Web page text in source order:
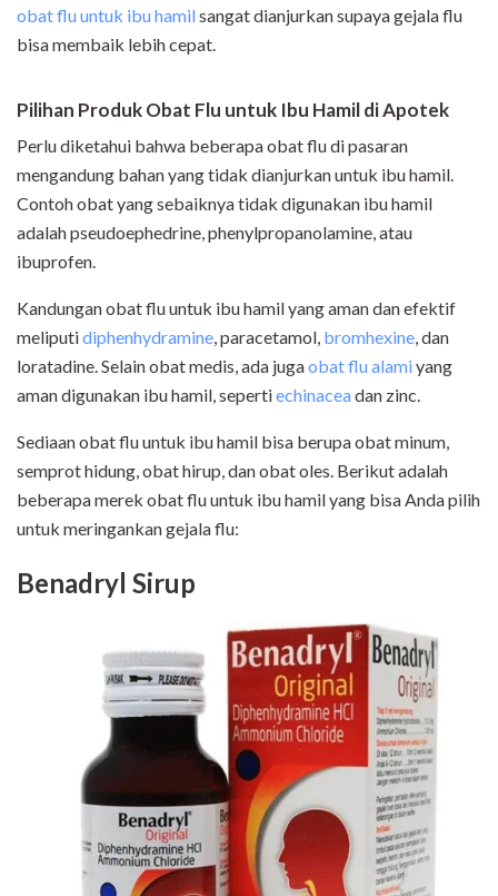
obat flu untuk ibu hamilsangat dianjurkan supaya gejala flu
bisa membaik lebih cepat.
Pilihan Produk Obat Flu untuk Ibu Hamil di Apotek
Perlu diketahui bahwa beberapa obat flu di pasaran
mengandung bahan yang tidak dianjurkan untuk ibu hamil.
Contoh obat yang sebaiknya tidak digunakan ibu hamil
adalah pseudoephedrine, phenylpropanolamine, atau
ibuprofen.
Kandungan obat flu untuk ibu hamil yang aman dan efektif
meliputidiphenhydramine, paracetamol, bromhexine, dan
loratadine. Selain obat medis, ada jugaobat flu alamiyang
aman digunakan ibu hamil, sepertiechinaceadan zinc.
Sediaan obat flu untuk ibu hamil bisa berupa obat minum,
semprot hidung, obat hirup, dan obat oles. Berikut adalah
beberapa merek obat flu untuk ibu hamil yang bisa Anda pilih
untuk meringankan gejala flu:
Benadryl Sirup